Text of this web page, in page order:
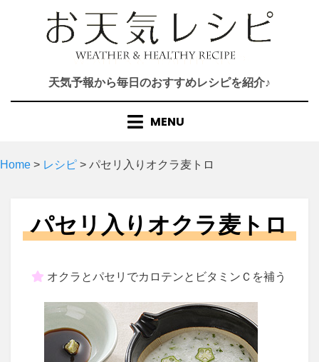
天気予報から毎日のおすすめレシピを紹介♪
MENU
Home > レシピ > パセリ入りオクラ麦トロ
パセリ入りオクラ麦トロ
オクラとパセリでカロテンとビタミンＣを補う